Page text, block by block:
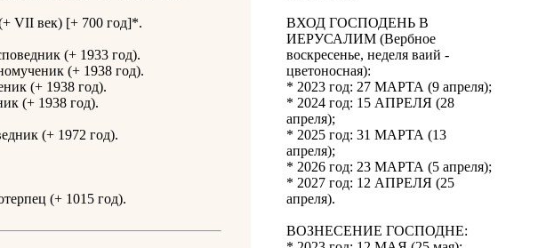
VII век) [+ 700 год]*.
(+ 1933 год).
(+ 1938 год).
(+ 1938 год).
(+ 1938 год).
(+ 1972 год).
(+ 1015 год).
ВХОД ГОСПОДЕНЬ В
ИЕРУСАЛИМ (Вербное
воскресенье, неделя ваий -
цветоносная):
* 2023 год: 27 МАРТА (9 апреля);
* 2024 год: 15 АПРЕЛЯ (28
апреля);
* 2025 год: 31 МАРТА (13
апреля);
* 2026 год: 23 МАРТА (5 апреля);
* 2027 год: 12 АПРЕЛЯ (25
апреля).
ВОЗНЕСЕНИЕ ГОСПОДНЕ: